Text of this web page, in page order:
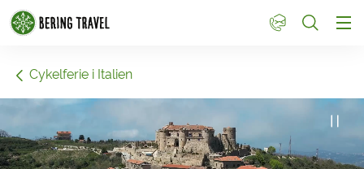
1
Cykelferie i Italien